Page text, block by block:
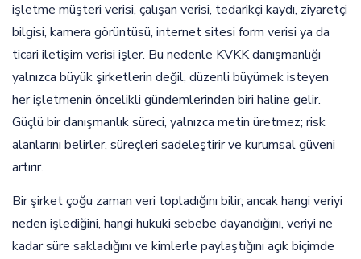
işletme müşteri verisi, çalışan verisi, tedarikçi kaydı, ziyaretçi
bilgisi, kamera görüntüsü, internet sitesi form verisi ya da
ticari iletişim verisi işler. Bu nedenle KVKK danışmanlığı
yalnızca büyük şirketlerin değil, düzenli büyümek isteyen
her işletmenin öncelikli gündemlerinden biri haline gelir.
Güçlü bir danışmanlık süreci, yalnızca metin üretmez; risk
alanlarını belirler, süreçleri sadeleştirir ve kurumsal güveni
artırır.
Bir şirket çoğu zaman veri topladığını bilir; ancak hangi veriyi
neden işlediğini, hangi hukuki sebebe dayandığını, veriyi ne
kadar süre sakladığını ve kimlerle paylaştığını açık biçimde